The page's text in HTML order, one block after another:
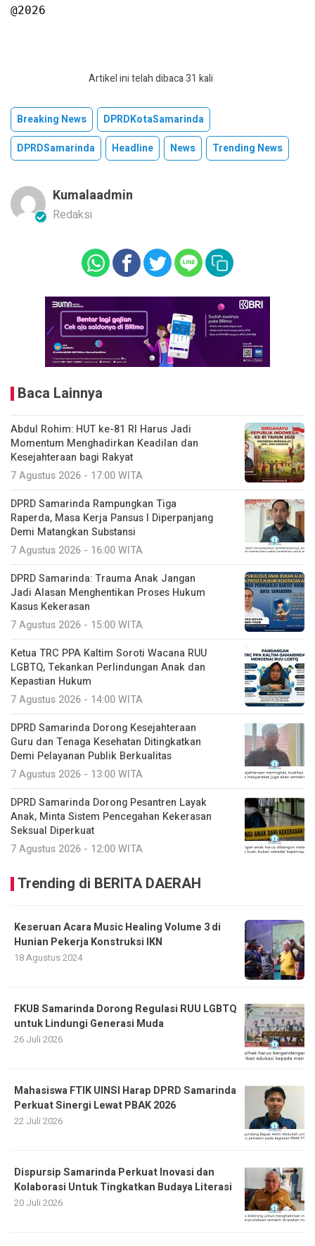
@2026
Artikel ini telah dibaca 31 kali
Breaking News
DPRDKotaSamarinda
DPRDSamarinda
Headline News Trending News
Kumalaadmin
Redaksi
Baca Lainnya
Abdul Rohim: HUT ke-81 RI Harus Jadi
Momentum Menghadirkan Keadilan dan
Kesejahteraan bagi Rakyat
7 Agustus 2026 - 17:00 WITA
DPRD Samarinda Rampungkan Tiga
Raperda, Masa Kerja Pansus I Diperpanjang
Demi Matangkan Substansi
7 Agustus 2026 - 16:00 WITA
DPRD Samarinda: Trauma Anak Jangan
Jadi Alasan Menghentikan Proses Hukum
Kasus Kekerasan
7 Agustus 2026 - 15:00 WITA
Ketua TRC PPA Kaltim Soroti Wacana RUU
LGBTQ, Tekankan Perlindungan Anak dan
Kepastian Hukum
7 Agustus 2026 - 14:00 WITA
DPRD Samarinda Dorong Kesejahteraan
Guru dan Tenaga Kesehatan Ditingkatkan
Demi Pelayanan Publik Berkualitas
7 Agustus 2026 - 13:00 WITA
DPRD Samarinda Dorong Pesantren Layak
Anak, Minta Sistem Pencegahan Kekerasan
Seksual Diperkuat
7 Agustus 2026 - 12:00 WITA
Trending di BERITA DAERAH
Keseruan Acara Music Healing Volume 3 di
Hunian Pekerja Konstruksi IKN
18 Agustus 2024
FKUB Samarinda Dorong Regulasi RUU LGBTQ
untuk Lindungi Generasi Muda
26 Juli 2026
Mahasiswa FTIK UINSI Harap DPRD Samarinda
Perkuat Sinergi Lewat PBAK 2026
22 Juli 2026
Dispursip Samarinda Perkuat Inovasi dan
Kolaborasi Untuk Tingkatkan Budaya Literasi
20 Juli 2026